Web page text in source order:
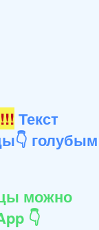
Текст
голубым
можно
👇